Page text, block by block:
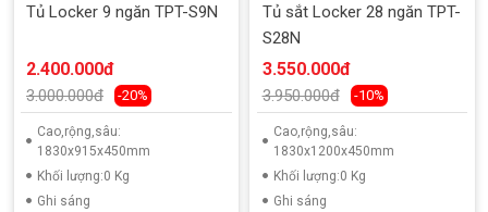
Tủ Locker 9 ngăn TPT-S9N
2.400.000đ
3.000.000đ -20%
Cao,rộng,sâu:
1830x915x450mm
Khối lượng:0 Kg
Ghi sáng
Tủ sắt Locker 28 ngăn TPT-
S28N
3.550.000đ
3.950.000đ -10%
Cao,rộng,sâu:
1830x1200x450mm
Khối lượng:0 Kg
Ghi sáng